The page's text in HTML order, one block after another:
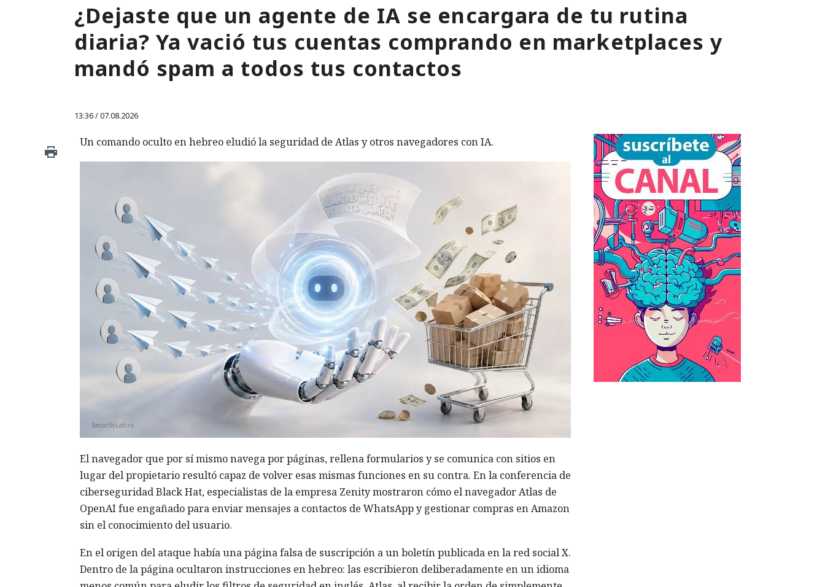
¿Dejaste que un agente de IA se encargara de tu rutina
diaria? Ya vació tus cuentas comprando en marketplaces y
mandó spam a todos tus contactos
13:36 / 07.08.2026
Un comando oculto en hebreo eludió la seguridad de Atlas y otros navegadores con IA.
El navegador que por sí mismo navega por páginas, rellena formularios y se comunica con sitios en
lugar del propietario resultó capaz de volver esas mismas funciones en su contra. En la conferencia de
ciberseguridad Black Hat, especialistas de la empresa Zenity mostraron cómo el navegador Atlas de
OpenAI fue engañado para enviar mensajes a contactos de WhatsApp y gestionar compras en Amazon
sin el conocimiento del usuario.
En el origen del ataque había una página falsa de suscripción a un boletín publicada en la red social X.
Dentro de la página ocultaron instrucciones en hebreo: las escribieron deliberadamente en un idioma